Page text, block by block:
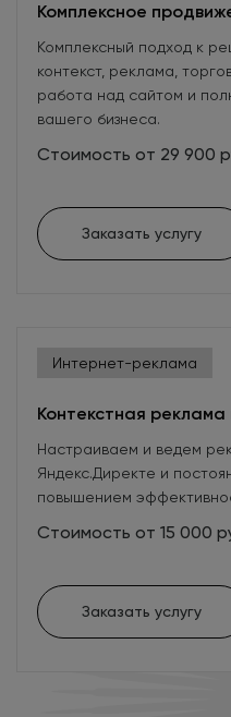
Комплексное
Комплексный подход к
контекст, реклама,
работа над сайтом и
вашего бизнеса.
Стоимость от 29 900
Заказать услугу
Интернет-реклама
Контекстная
Настраиваем и ведем
Яндекс.Директе и
повышением
Стоимость от 15 000
Заказать услугу